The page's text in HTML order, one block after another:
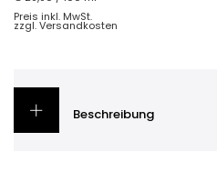
Preis inkl. MwSt.
zzgl. Versandkosten
Beschreibung